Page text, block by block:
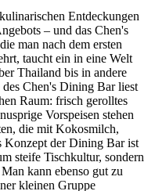
Entdeckungen
– und das Chen's
man nach dem ersten
taucht ein in eine Welt
Thailand bis in andere
Chen's Dining Bar liest
Raum: frisch gerolltes
Vorspeisen stehen
die mit Kokosmilch,
Konzept der Dining Bar ist
steife Tischkultur, sondern
kann ebenso gut zu
kleinen Gruppe